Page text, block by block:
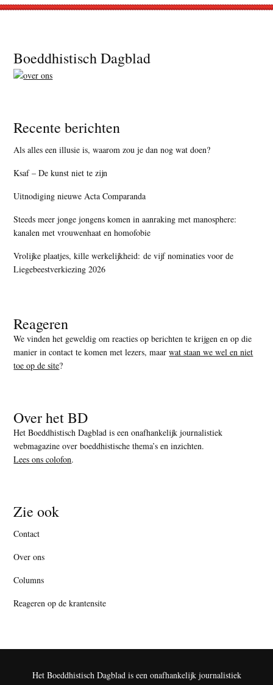
Footer
Boeddhistisch Dagblad
Recente berichten
Als alles een illusie is, waarom zou je dan nog wat doen?
Ksaf – De kunst niet te zijn
Uitnodiging nieuwe Acta Comparanda
Steeds meer jonge jongens komen in aanraking met manosphere:
kanalen met vrouwenhaat en homofobie
Vrolijke plaatjes, kille werkelijkheid: de vijf nominaties voor de
Liegebeestverkiezing 2026
Reageren
We vinden het geweldig om reacties op berichten te krijgen en op die
manier in contact te komen met lezers, maarwat staan we wel en niet
toe op de site?
Over het BD
Het Boeddhistisch Dagblad is een onafhankelijk journalistiek
webmagazine over boeddhistische thema’s en inzichten.
Lees ons colofon.
Zie ook
Contact
Over ons
Columns
Reageren op de krantensite
Het Boeddhistisch Dagblad is een onafhankelijk journalistiek